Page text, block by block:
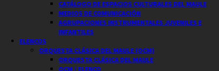
CATÁLOGO DE ESPACIOS CULTURALES DEL MAULE
MEDIOS DE COMUNICACIÓN
AGRUPACIONES INSTRUMENTALES JUVENILES E
INFANTILES
ELENCOS
ORQUESTA CLÁSICA DEL MAULE (OCM)
ORQUESTA CLÁSICA DEL MAULE
OCM / ELENCO